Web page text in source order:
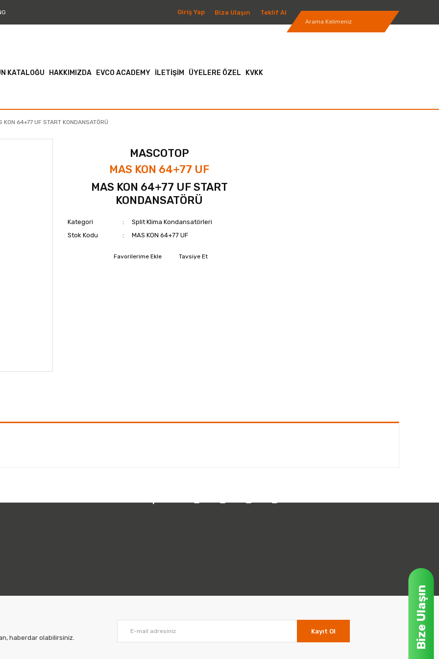
Giriş Yap Bize Ulaşın Teklif Al
KATALOĞU HAKKIMIZDA EVCO ACADEMY İLETİŞİM ÜYELERE ÖZEL KVKK
KON 64+77 UF START KONDANSATÖRÜ
MASCOTOP
MAS KON 64+77 UF
MAS KON 64+77 UF START
KONDANSATÖRÜ
Kategori
Split Klima Kondansatörleri
Stok Kodu
MAS KON 64+77 UF
Tavsiye Et
haberdar olabilirsiniz.
Kayıt Ol Bize Ulaşın